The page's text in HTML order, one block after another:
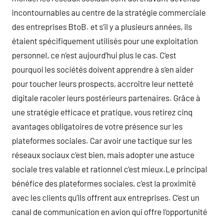
incontournables au centre de la stratégie commerciale
des entreprises BtoB. et s’il y a plusieurs années, ils
étaient spécifiquement utilisés pour une exploitation
personnel, ce n’est aujourd’hui plus le cas. C’est
pourquoi les sociétés doivent apprendre à s’en aider
pour toucher leurs prospects, accroître leur netteté
digitale racoler leurs postérieurs partenaires. Grâce à
une stratégie efficace et pratique, vous retirez cinq
avantages obligatoires de votre présence sur les
plateformes sociales. Car avoir une tactique sur les
réseaux sociaux c’est bien, mais adopter une astuce
sociale tres valable et rationnel c’est mieux.Le principal
bénéfice des plateformes sociales, c’est la proximité
avec les clients qu’ils offrent aux entreprises. C’est un
canal de communication en avion qui offre l’opportunité